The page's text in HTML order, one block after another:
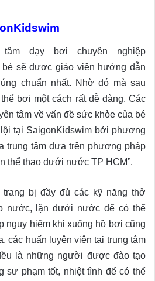
dạy bơi chuyên nghiệp
bé sẽ được giáo viên hướng dẫn
chuẩn nhất. Nhờ đó mà sau
bơi một cách rất dễ dàng. Các
tâm về vấn đề sức khỏe của bé
tại SaigonKidswim bởi phương
trung tâm dựa trên phương pháp
thể thao dưới nước TP HCM”.
bị đầy đủ các kỹ năng thở
nước, lặn dưới nước để có thể
nguy hiểm khi xuống hồ bơi cũng
các huấn luyện viên tại trung tâm
là những người được đào tạo
sư phạm tốt, nhiệt tình để có thể